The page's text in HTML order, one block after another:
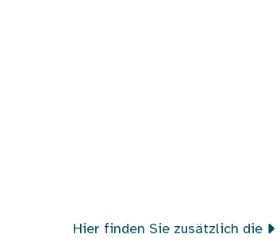
Hier finden Sie zusätzlich die